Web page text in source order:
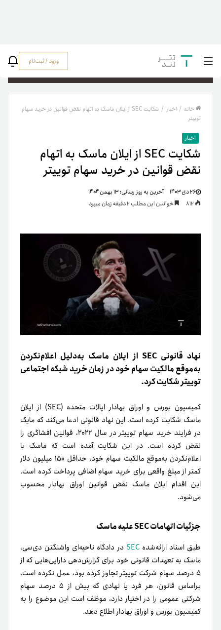
ورود / ثبت‌نام
خانه / اخبار /
شکایت SEC از ایلان ماسک به اتهام نقض قوانین در خرید سهام
توییتر
اخبار
شکایت SEC از ایلان ماسک به اتهام
نقض قوانین در خرید سهام توییتر
۲۶ دی ۱۴۰۳ آخرین به روز رسانی:۱۳ بهمن ۱۴۰۴
خواندن این مطلب 2 دقیقه زمان میبرد
نهاد قانونی SEC از ایلان ماسک به‌دلیل اعلام‌نکردن
به‌موقع مالکیت سهام خود در زمان خرید شبکه اجتماعی
توییتر شکایت کرد.
کمیسیون بورس و اوراق بهادار ایالات متحده (SEC) از ایلان
ماسک شکایت کرده است. این نهاد قانونی ادعا می‌کند که مایک
در فرایند خرید سهام توییتر در سال ۲۰۲۲، قوانین افشاگری را
نقض کرده است. در این شکایت آمده است که ماسک با
اعلام‌نکردن به‌موقع مالکیت سهام خود، حداقل ۱۵۰ میلیون دلار
کمتر از مبلغ واقعی برای خرید سهام اضافی پرداخت کرده است.
این اقدام ایلان ماسک نقض قوانین اوراق بهادار محسوب
می‌شود.
جزئیات اتهامات SEC علیه ماسک
طبق اسناد ارائه‌شدهSEC در دادگاه ناحیه‌ای واشنگتن دی‌سی،
ماسک به تعهدات قانونی خود برای گزارش‌دهی دارایی‌هایی که از
۵ درصد سهام شرکت توییتر تجاوز کرده بود، عمل نکرده است.
براساس قانون، هر فرد یا نهادی که بیش از ۵ درصد سهام
شرکتی عمومی را در اختیار دارد، موظف است این موضوع را به
کمیسیون بورس و اوراق بهادار اطلاع دهد.